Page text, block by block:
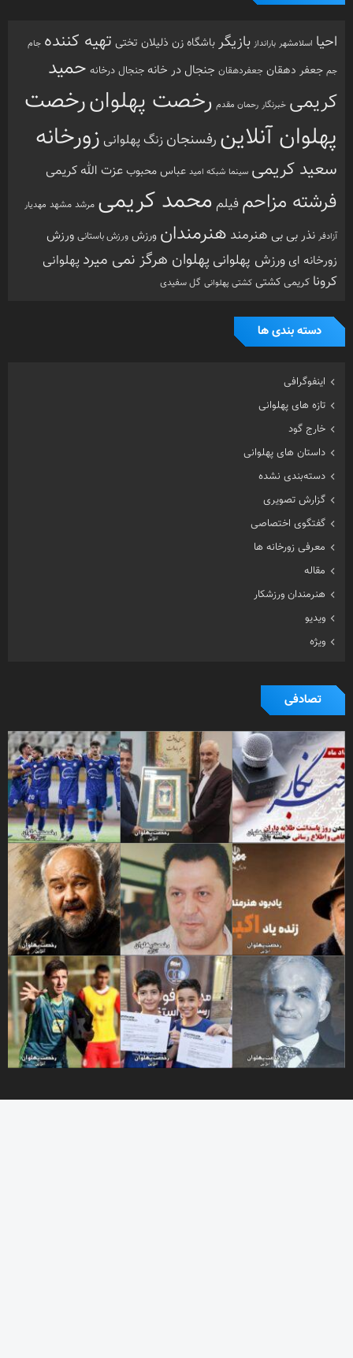
احیا اسلامشهر بارانداز بازیگرباشگاه زن ذلیلان تختی تهیه کننده جام
جم جعفر دهقان جعفردهقان جنجال در خانه جنجال درخانه حمید
کریمی خبرنگار رحمان مقدم رخصت پهلوانرخصت
پهلوان آنلاین رفسنجان زنگ پهلوانی زورخانه
سعید کریمی سینما شبکه امید عباس محبوبعزت الله کریمی
فرشته مزاحمفیلم محمد کریمی مرشد مشهد مهدیار
آزادفر نذر بی بی هنرمند هنرمندان ورزش ورزش باستانی ورزش
زورخانه ای ورزش پهلوانی پهلوان هرگز نمی میرد پهلوانی
کرونا کریمی کشتی کشتی پهلوانی گل سفیدی
دسته بندی ها
اینفوگرافی
تازه های پهلوانی
خارج گود
داستان های پهلوانی
دسته‌بندی نشده
گزارش تصویری
گفتگوی اختصاصی
معرفی زورخانه ها
مقاله
هنرمندان ورزشکار
ویدیو
ویژه
تصادفی